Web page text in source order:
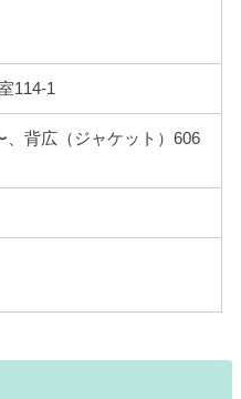
114-1
、背広（ジャケット）606